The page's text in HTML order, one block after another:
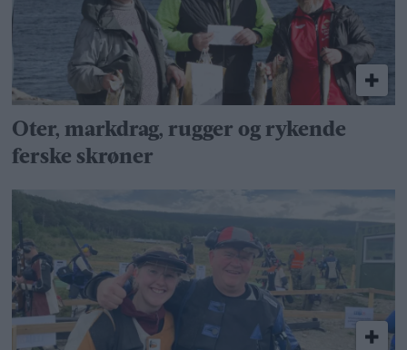
Oter, markdrag, rugger og rykende
ferske skrøner